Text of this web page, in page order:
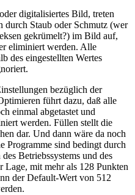
digitalisiertes Bild, treten
durch Staub oder Schmutz (wer
gekrümelt?) im Bild auf,
eliminiert werden. Alle
des eingestellten Wertes
bezüglich der
führt dazu, daß alle
einmal abgetastet und
werden. Füllen stellt die
dar. Und dann wäre da noch
Programme sind bedingt durch
Betriebssystems und des
mit mehr als 128 Punkten
der Default-Wert von 512